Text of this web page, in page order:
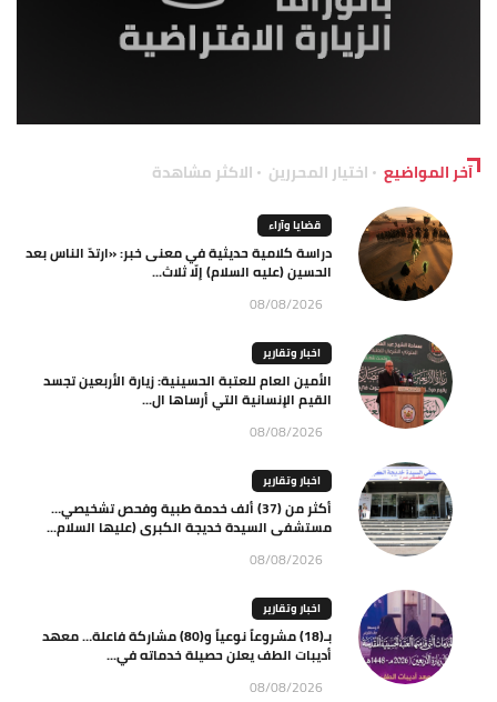
آخر المواضيع اختيار المحررين الاكثر مشاهدة
قضايا وآراء
دراسة كلامية حديثية في معنى خبر: «ارتدّ الناس بعد
الحسين (عليه السلام) إلّا ثلاث...
08/08/2026
اخبار وتقارير
الأمين العام للعتبة الحسينية: زيارة الأربعين تجسد
القيم الإنسانية التي أرساها ال...
08/08/2026
اخبار وتقارير
أكثر من (37) ألف خدمة طبية وفحص تشخيصي…
مستشفى السيدة خديجة الكبرى (عليها السلام...
08/08/2026
اخبار وتقارير
بـ(18) مشروعاً نوعياً و(80) مشاركة فاعلة… معهد
أديبات الطف يعلن حصيلة خدماته في...
08/08/2026